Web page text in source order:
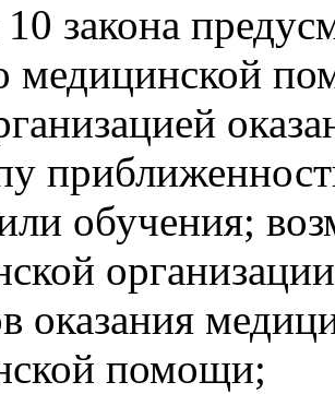
закона
медицинской
обучения;
оказания
помощи;